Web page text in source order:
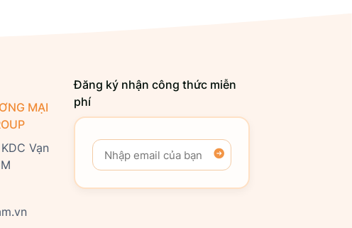
MẠI
Vạn
Đăng ký nhận công thức miễn
phí